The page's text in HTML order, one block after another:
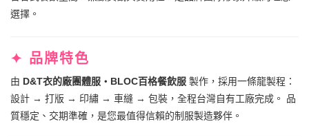
選擇。
✦ 品牌特色
由 D&T衣的廠團體服・BLOC百格餐飲服 製作，採用一條龍製程：
設計 → 打版 → 印繡 → 車縫 → 包裝，全程台灣自有工廠完成。 品
質穩定、交期準確，是您最值得信賴的制服製造夥伴。